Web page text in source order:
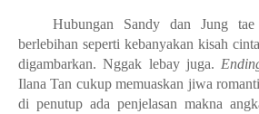
Hubungan Sandy dan Jung
berlebihan seperti kebanyakan kisah
digambarkan. Nggak lebay juga.
Ilana Tan cukup memuaskan jiwa
di penutup ada penjelasan makna